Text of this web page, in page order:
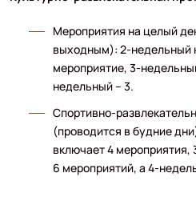
Мероприятия на целый
выходным): 2-недельный
мероприятие, 3-
недельный – 3.
Спортивно-
(проводится в будние
включает 4
6 мероприятий, а 4-